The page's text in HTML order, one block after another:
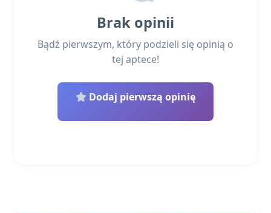
Brak opinii
Bądź pierwszym, który podzieli się opinią o
tej aptece!
Dodaj pierwszą opinię